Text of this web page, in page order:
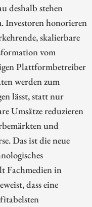
deshalb stehen
Investoren honorieren
skalierbare
vom
Plattformbetreiber
werden zum
lässt, statt nur
Umsätze reduzieren
und
Das ist die neue
Fachmedien in
dass eine